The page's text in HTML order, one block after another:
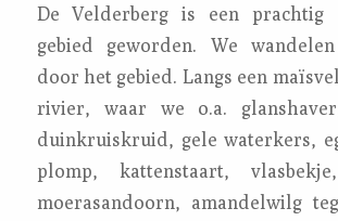
De Velderberg is een prachtig
gebied geworden. We
door het gebied. Langs een
rivier, waar we o.a.
duinkruiskruid, gele waterkers,
plomp, kattenstaart,
moerasandoorn, amandelwilg